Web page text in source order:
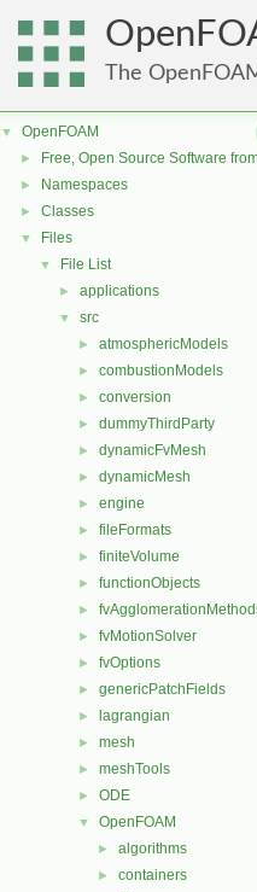
The
▼ OpenFOAM
► Free, Open Source Software
► Namespaces
► Classes
▼ Files
▼ File List
► applications
▼ src
► atmosphericModels
► combustionModels
► conversion
► dummyThirdParty
► dynamicFvMesh
► dynamicMesh
► engine
► fileFormats
► finiteVolume
► functionObjects
►
► fvMotionSolver
► fvOptions
► genericPatchFields
► lagrangian
► mesh
► meshTools
► ODE
▼ OpenFOAM
► algorithms
► containers